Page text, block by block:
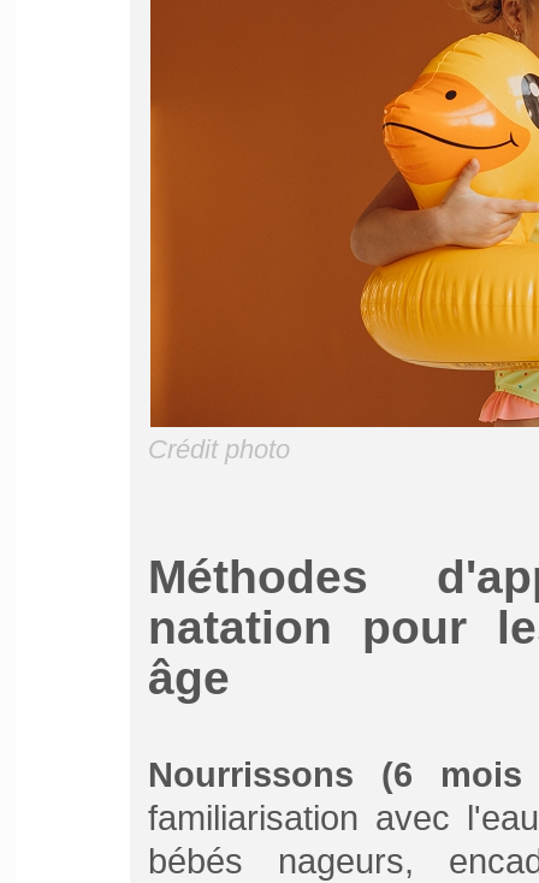
Crédit photo
Méthodes
natation pour
âge
Nourrissons (6
familiarisation avec
bébés nageurs,